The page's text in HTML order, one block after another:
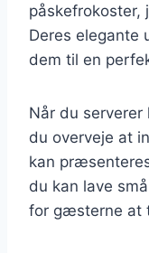
påskefrokoster,
Deres elegante
dem til en
Når du
du overveje at
kan
du kan lave
for gæsterne at